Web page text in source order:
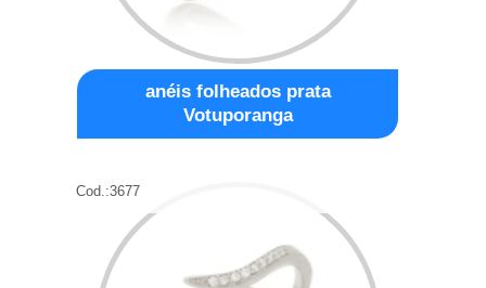
anéis folheados prata
Votuporanga
Cod.:3677